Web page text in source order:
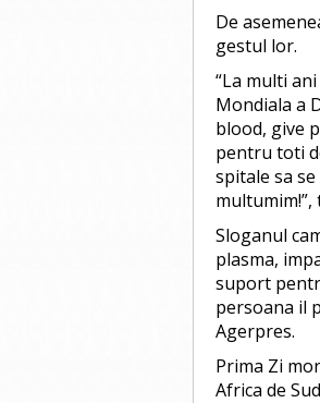
De
gestul lor.
“La multi
Mondiala a
blood, give
pentru toti
spitale sa
Sloganul
plasma,
suport
persoana il
Agerpres.
Prima Zi
Africa de